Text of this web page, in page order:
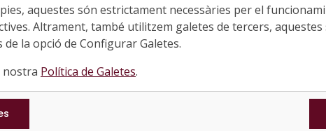
●
aquestes són estrictament necessàries per el
Altrament, també utilitzem galetes de tercers, aquestes
la opció de Configurar Galetes.
nostra Política de Galetes.